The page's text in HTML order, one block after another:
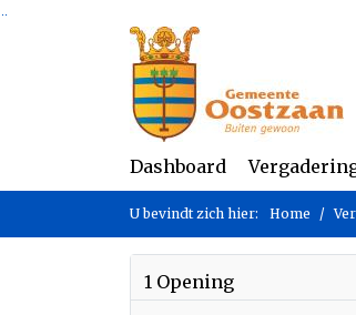
Ga naar de inhoud van deze pagina
Ga naar het zoeken
Ga naar het menu
Dashboard
U bevindt zich hier: Home
1 Opening